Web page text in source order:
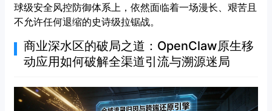
球级安全风控防御体系上，依然面临着一场漫长、艰苦且
不允许任何退缩的史诗级拉锯战。
商业深水区的破局之道：OpenClaw原生移
动应用如何破解全渠道引流与溯源迷局